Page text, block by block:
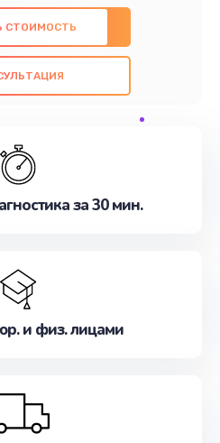
качественный ремонт с
компонентов, а
всех
цель - предоставить
их потребности
медлите записаться на
СТОИМОСТЬ
за 30 мин.
и физ. лицами